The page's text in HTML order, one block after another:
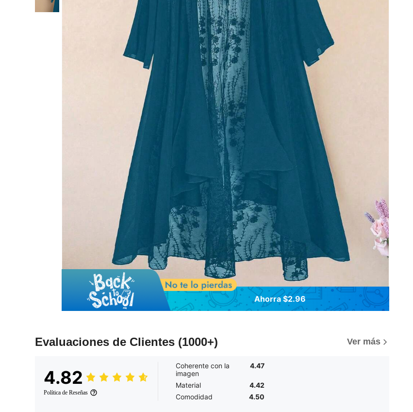
Ahorra $2.96
Evaluaciones de Clientes (1000+) Ver más
4.82
Política de Reseñas
Coherente con la
imagen
4.47
Material
4.42
Comodidad
4.50